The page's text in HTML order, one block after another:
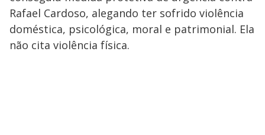
Rafael Cardoso, alegando ter sofrido violência
doméstica, psicológica, moral e patrimonial. Ela
não cita violência física.